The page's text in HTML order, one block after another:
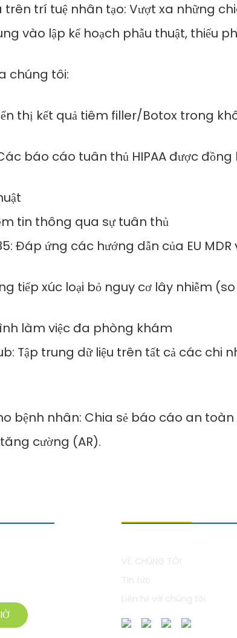
trên trí tuệ nhân tạo: Vượt xa những
vào lập kế hoạch phẫu thuật, thiếu
chúng tôi:
thị kết quả tiêm filler/Botox trong
báo cáo tuân thủ HIPAA được đồng
tin thông qua sự tuân thủ
Đáp ứng các hướng dẫn của EU
tiếp xúc loại bỏ nguy cơ lây nhiễm
làm việc đa phòng khám
Tập trung dữ liệu trên tất cả các
bệnh nhân: Chia sẻ báo cáo an toàn
cường (AR).
VỀ CHÚNG TÔI
Tin tức
Liên hệ với chúng tôi